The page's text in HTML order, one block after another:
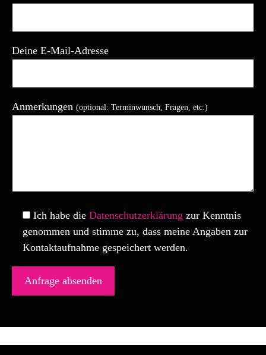
Deine E-Mail-Adresse
Bitte lasse dieses Feld leer.
Anmerkungen (optional: Terminwunsch, Fragen, etc.)
Ich habe die Datenschutzerklärung zur Kenntnis
genommen und stimme zu, dass meine Angaben zur
Kontaktaufnahme gespeichert werden.